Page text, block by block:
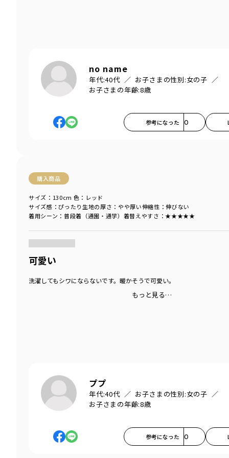
no name
年代:40代 お子さまの性別:女の子
お子さまの年齢:8歳
参考になった 0
購入商品
サイズ感 ：ぴったり 生地の厚さ ：やや厚い伸縮性 ：伸びない
着用シーン ：普段着（通園・通学） 着替えやすさ ：★★★★★
サイズ：130cm 色：レッド
可愛い
洗濯してもシワにならないです。暖かそうで可愛い。
もっと見る…
ププ
年代:40代 お子さまの性別:女の子
お子さまの年齢:8歳
参考になった 0